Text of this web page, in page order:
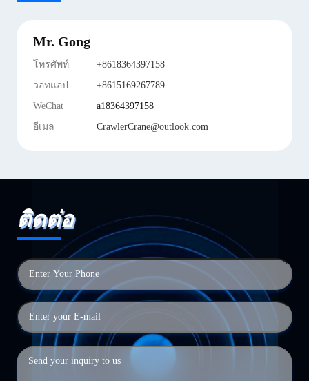
Mr. Gong
โทรศัพท์
+8618364397158
วอทแอป
+8615169267789
WeChat
a18364397158
อีเมล
CrawlerCrane@outlook.com
ติดต่อ